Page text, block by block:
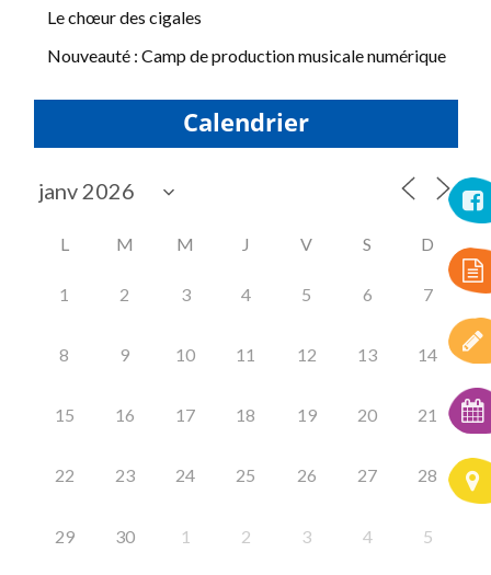
Le chœur des cigales
Nouveauté : Camp de production musicale numérique
Calendrier
L M M J V S D
1 2 3 4 5 6 7
8 9 10 11 12 13 14
15 16 17 18 19 20 21
22 23 24 25 26 27 28
29 30 1 2 3 4 5